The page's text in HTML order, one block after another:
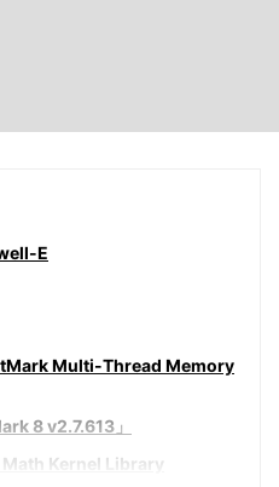
E
Multi-Thread Memory
8 v2.7.613」
Math Kernel Library